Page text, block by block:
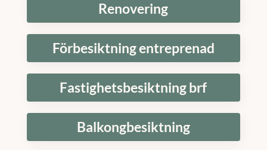
Renovering
Förbesiktning entreprenad
Fastighetsbesiktning brf
Balkongbesiktning